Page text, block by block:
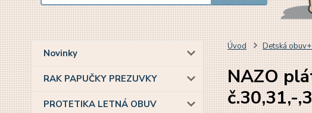
Novinky
RAK PAPUČKY PREZUVKY
PROTETIKA LETNÁ OBUV
Úvod Detská
NAZO
č.30,31,-